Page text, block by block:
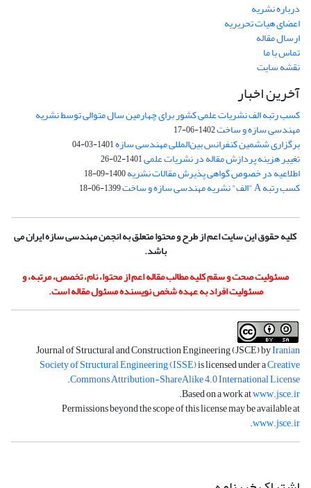
درباره نشریه
اعضای هیات تحریریه
ارسال مقاله
تماس با ما
نقشه سایت
آخرین اخبار
کسب رتبه الف نشریات علمی کشور برای چهارمین سال متوالی توسط نشریه
مهندسی سازه و ساخت1402-06-17
برگزاری ششمین کنفرانس بین‌المللی مهندسی سازه1401-03-04
تغییر هزینه پردازش مقاله در نشریات علمی1401-02-26
اطلاعیه در خصوص گواهی پذیرش مقالات نشریه1400-09-18
کسب رتبه A "الف" نشریه مهندسی سازه و ساخت 1399-06-18
کلیه حقوق این سایت اعم از طرح و محتوا متعلق به انجمن مهندسی سازه ایران می
باشد.
مسئولیت صحت و سقم کلیه مطالب مقاله اعم از محتوا، نام، تخصص، مرتبه، و
مسئولیت افراد به عهده شخص نویسنده مسئول مقاله است.
Journal of Structural and Construction Engineering (JSCE) byIranian
Society of Structural Engineering (ISSE)is licensed under aCreative
Commons Attribution-ShareAlike 4.0 International License
.
Based on a work atwww.jsce.ir
.
Permissions beyond the scope of this license may be available at
www.jsce.ir
.